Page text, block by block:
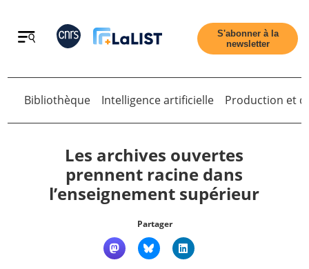
Retour
Accueil
S'abonner à la
newsletter
Retour
Bibliothèque Intelligence artificielle Production et
Les archives ouvertes
prennent racine dans
l’enseignement supérieur
Partager